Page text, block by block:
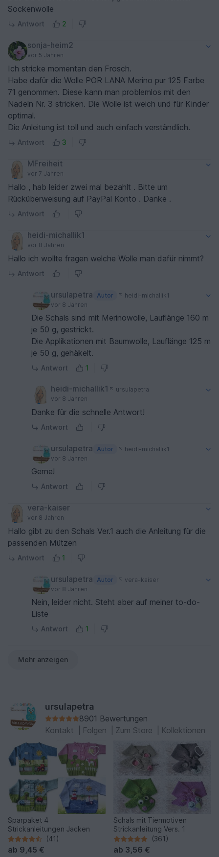
Sockenwolle
Antwort 2
sonja-heim2
vor 5 Jahren
Ich stricke momentan den Frosch.
Habe dafür die Wolle POR LANA Merino pur 125 Farbe
71 genommen. Diese kann man problemlos mit den
Nadeln Nr. 3 stricken. Die Wolle ist weich und für Kinder
optimal.
Die Anleitung ist toll und auch einfach verständlich.
Antwort 3
MFreiheit
vor 7 Jahren
Hallo , hab leider zwei mal bezahlt . Bitte um
Rücküberweisung auf PayPal Konto . Danke .
Antwort
heidi-michallik1
vor 8 Jahren
Hallo ich wollte fragen welche Wolle man dafür nimmt?
Antwort
ursulapetra Autor
heidi-michallik1
vor 8 Jahren
Die Schals sind mit Merinowolle, Lauflänge 160 m
je 50 g, gestrickt.
Die Applikationen mit Baumwolle, Lauflänge 125 m
je 50 g, gehäkelt.
Antwort 1
heidi-michallik1
ursulapetra
vor 8 Jahren
Danke für die schnelle Antwort!
Antwort
ursulapetra Autor
heidi-michallik1
vor 8 Jahren
Gerne!
Antwort
vera-kaiser
vor 8 Jahren
Hallo gibt zu den Schals Ver.1 auch die Anleitung für die
passenden Mützen
Antwort 1
ursulapetra Autor
vera-kaiser
vor 8 Jahren
Nein, leider nicht. Steht aber auf meiner to-do-
Liste
Antwort 1
Mehr anzeigen
ursulapetra
8901 Bewertungen
Kontakt
Folgen Zum Store Kollektionen
Sparpaket 4
Strickanleitungen Jacken
(41)
ab 9,45 €
Schals mit Tiermotiven
Strickanleitung Vers. 1
(361)
ab 3,56 €